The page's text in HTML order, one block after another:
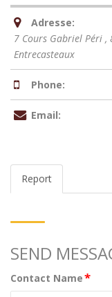
Adresse:
7 Cours Gabriel Péri ,
Entrecasteaux
Phone:
Email:
Report
SEND
Contact Name*